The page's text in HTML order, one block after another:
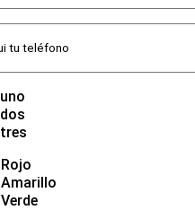
uno
dos
tres
Rojo
Amarillo
Verde